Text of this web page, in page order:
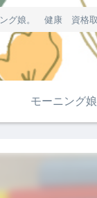
グ娘。 健康 資格取
モーニング